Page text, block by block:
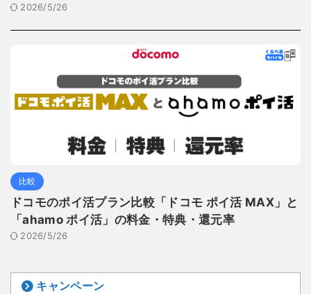
2026/5/26
比較
ドコモのポイ活プラン比較「ドコモ ポイ活 MAX」と
「ahamo ポイ活」の料金・特典・還元率
2026/5/26
キャンペーン